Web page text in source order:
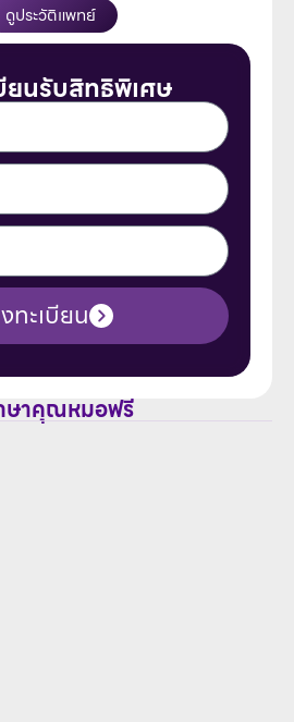
ดูประวัติแพทย์
ยนรับสิทธิพิเศษ
ทะเบียน
ษาคุณหมอฟรี